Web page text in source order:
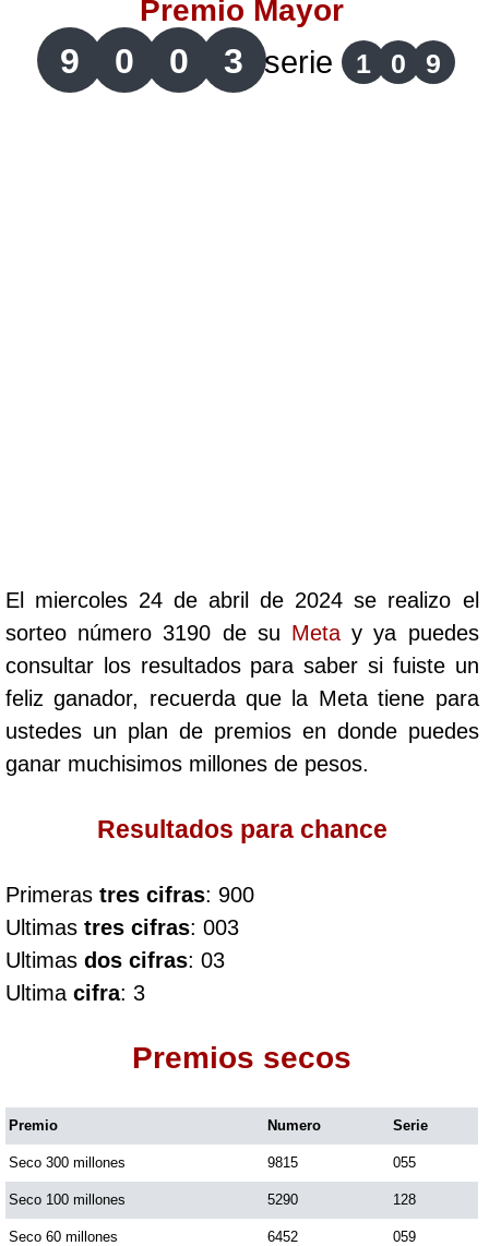
Lotería de Santander
Lotería del Cauca
Cafeterito Noche
Caribeña Día
Caribeña Noche
Culona día
Culona noche
Dorado Mañana
Dorado Noche
Premio Mayor
9 0 0 3 serie 1 0 9
El miercoles 24 de abril de 2024 se realizo el
sorteo número 3190 de su Metay ya puedes
consultar los resultados para saber si fuiste un
feliz ganador, recuerda que la Meta tiene para
ustedes un plan de premios en donde puedes
ganar muchisimos millones de pesos.
Resultados para chance
Primeras tres cifras: 900
Ultimas tres cifras: 003
Ultimas dos cifras: 03
Ultima cifra: 3
Premios secos
Premio Numero Serie
Seco 300 millones 9815 055
Seco 100 millones 5290 128
Seco 60 millones 6452 059